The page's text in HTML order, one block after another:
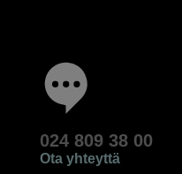
024 809 38 00
Ota yhteyttä